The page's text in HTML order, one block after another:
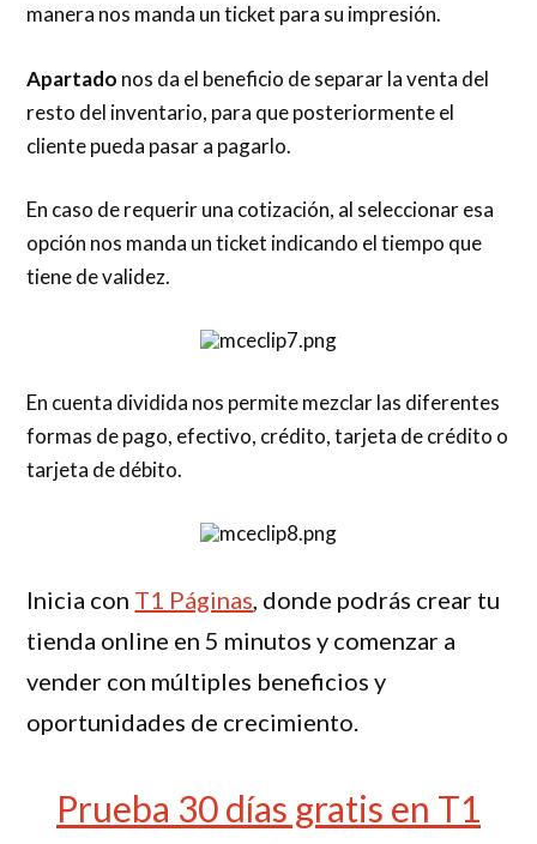
manera nos manda un ticket para su impresión.
Apartado nos da el beneficio de separar la venta del
resto del inventario, para que posteriormente el
cliente pueda pasar a pagarlo.
En caso de requerir una cotización, al seleccionar esa
opción nos manda un ticket indicando el tiempo que
tiene de validez.
En cuenta dividida nos permite mezclar las diferentes
formas de pago, efectivo, crédito, tarjeta de crédito o
tarjeta de débito.
Inicia con T1 Páginas, donde podrás crear tu
tienda online en 5 minutos y comenzar a
vender con múltiples beneficios y
oportunidades de crecimiento.
Prueba 30 días gratis en T1